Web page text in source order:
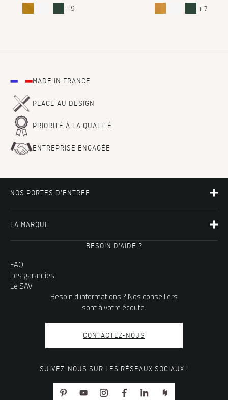
+ 9 + 7
MADE IN FRANCE
PLACE AU DESIGN
PRIORITÉ À LA QUALITÉ
ENTREPRISE ENGAGÉE
NOS PORTES D'ENTREE
LA MARQUE
BESOIN D'AIDE ?
FAQ
Les garanties
Le SAV
Besoin d'informations ? Nos conseillers
sont à votre écoute.
CONTACTEZ-NOUS
SUIVEZ-NOUS SUR LES RÉSEAUX SOCIAUX !